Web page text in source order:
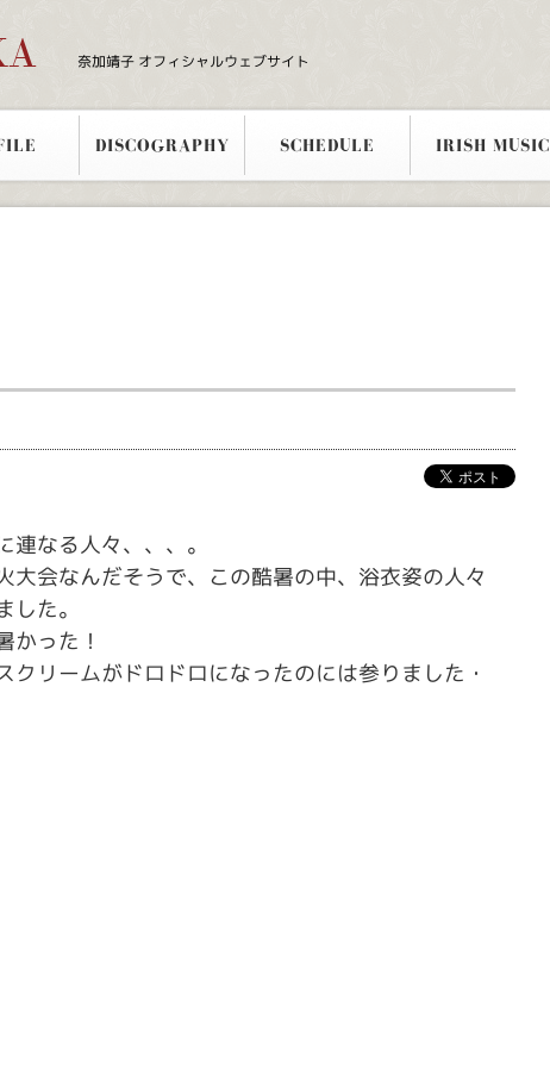
奈加靖子 オフィシャルウェブサイト
DISCOGRAPHY SCHEDULE IRISH MUSIC
なる人々、、、。
大会なんだそうで、この酷暑の中、浴衣姿の人々
た。
かった！
クリームがドロドロになったのには参りました・